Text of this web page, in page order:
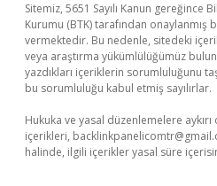
Sitemiz, 5651 Sayılı Kanun gereğince
Kurumu (BTK) tarafından onaylanmış
vermektedir. Bu nedenle, sitedeki
veya araştırma yükümlülüğümüz
yazdıkları içeriklerin sorumluluğunu
bu sorumluluğu kabul etmiş sayılırlar.
Hukuka ve yasal düzenlemelere
içerikleri,
halinde, ilgili içerikler yasal süre